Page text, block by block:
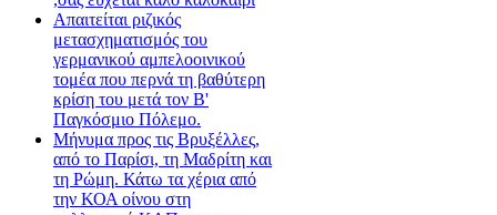
Απαιτείται ριζικός
μετασχηματισμός του
γερμανικού αμπελοοινικού
τομέα που περνά τη βαθύτερη
κρίση του μετά τον Β'
Παγκόσμιο Πόλεμο.
Μήνυμα προς τις Βρυξέλλες,
από το Παρίσι, τη Μαδρίτη και
τη Ρώμη. Κάτω τα χέρια από
την ΚΟΑ οίνου στη